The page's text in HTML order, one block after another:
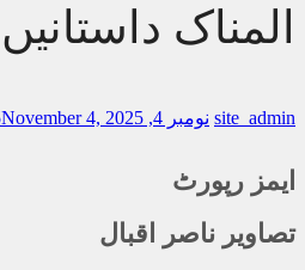
المناک داستانیں
site_admin نومبر 4, 2025 November 4, 2025
ایمز رپورٹ
تصاویر ناصر اقبال